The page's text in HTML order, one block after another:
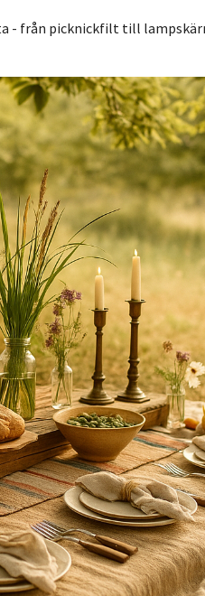
- från picknickfilt till